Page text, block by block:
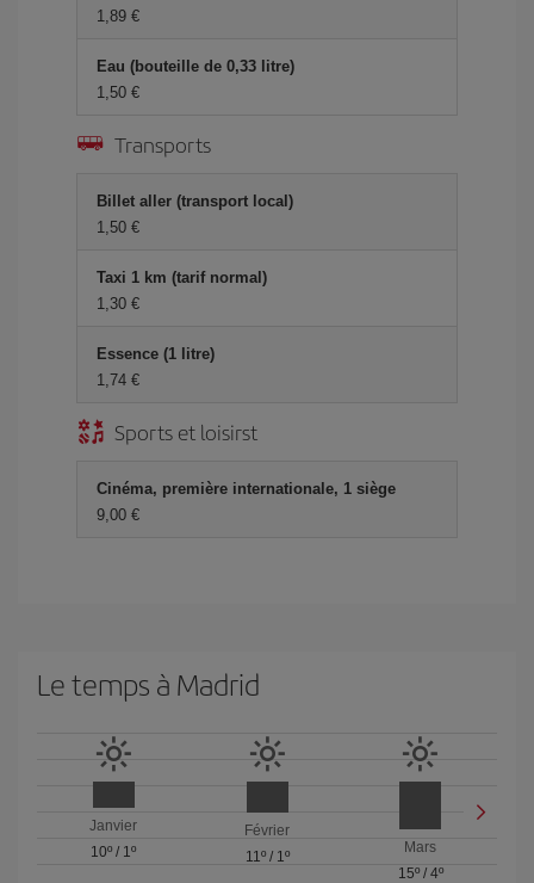
1,89 €
Eau (bouteille de 0,33 litre)
1,50 €
Transports
Billet aller (transport local)
1,50 €
Taxi 1 km (tarif normal)
1,30 €
Essence (1 litre)
1,74 €
Sports et loisirst
Cinéma, première internationale, 1 siège
9,00 €
Le temps à Madrid
Janvier
10º / 1º
Février
11º/ 1º
Mars
15º/ 4º